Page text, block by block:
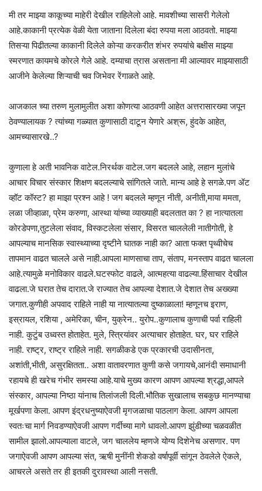
मी तर माझ्या काकूच्या माहेरी देखील राहिलेलो आहे. मावशीच्या सासरी गेलेलो
आहे.काकानी प्रत्येक वेळी येता जाताना दिलेला बंदा रुपया मला आठवतो. माझ्या
तिसऱ्या पिढीतल्या काकानी दिलेले कोऱ्या करकरीत शंभर रुपयांचे बक्षीस माझ्या
स्मरणात कायमचे कोरले गेले आहे. दम्याचा त्रास असताना मी आल्यावर माझ्यासाठी
आजीने केलेल्या शिऱ्याची चव जिभेवर रेंगाळते आहे.
आजकाल च्या तरुण मुलामुलीत अशा कोणत्या आठवणी आहेत अत्तरासारख्या जपून
ठेवण्यालायक ? त्यांच्या गळ्यात कुणासाठी दाटून येणारे अश्रू, हुंदके आहेत,
आमच्यासारखे..?
कुणाला हे अती भावनिक वाटेल.निरर्थक वाटेल.जग बदलले आहे, लहान मुलांचे
आचार विचार संस्कार शिक्षण बदलल्याचे सांगितले जाते. मान्य आहे हे सगळे.पण ॲट
व्हॉट कॉस्ट? हा माझा प्रश्न आहे ! जग बदलले म्हणून नीती, अनीती,माया ममता,
लळा जीव्हाळा, प्रेम करुणा, आस्था यांच्या व्याख्याही बदलतात का ? हा नात्यातला
कोरडेपणा,तुटलेला संवाद, विस्कटलेला संसार, विसरत चाललेली नातीगोती, हे
आपल्याच मानसिक स्वास्थ्याच्या दृष्टीने घातक नाही का? आता फक्त पृथ्वीचेच
तापमान वाढत चालले असे नाही.आपला माणसाचा ताप, संताप, मनस्ताप वाढत चालला
आहे.त्यामुळे मनोविकार वाढले.घटस्फोट वाढले, आत्महत्या वाढल्या.हिंसाचार देखील
वाढला.जे घरात तेच दारात.जे राज्यात तेच आपल्या देशात.जे देशात तेच अख्ख्या
जगात.कुणीही अपवाद राहिले नाही या नात्यातल्या दुष्काळाला! म्हणूनच इराण,
इस्रायल, रशिया , अमेरिका, चीन, युक्रेन.. युरोप..कुणालाच कुणाची पर्वा राहिली
नाही. कुटुंब उध्वस्त होताहेत. मुले, स्त्रियांवर अत्याचार होताहेत. घर, घर राहिले
नाही. राष्ट्र, राष्ट्र राहिले नाही. सगळीकडे एक प्रकारची उदासीनता,
अशांती,भीती, असुरक्षितता.. अशा वातावरणात कुणी कसे जगायचे,आनंदी समाधानी
रहायचे ही खरेच गंभीर समस्या आहे.याचे मुख्य कारण आपण आपल्या श्रद्धा,आपले
संस्कार, आपल्या निष्ठा यांनाच तिलांजली दिली.भौतिक सुखालाच सबकुछ मानण्याचा
मूर्खपणा केला. आपण इंद्रधनुष्याऐवजी मृगजळाचा पाठलाग केला. आपण आपला
स्वतःचा मार्ग निवडण्याऐवजी आपण गर्दीच्या मागे धावलो.आपण झुंडीच्या चळवळीत
सामील झालो.आपल्याला वाटले, जग चाललेय म्हणजे योग्य दिशेनेच असणार. पण
जगाऐवजी आपण आपल्या संत, ऋषी मुनींनी शेकडो वर्षापूर्वी सांगून ठेवलेले ऐकले,
आचरले असते तर ही इतकी दुरावस्था आली नसती.